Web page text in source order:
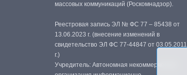
массовых коммуникаций (Роскомнадзор).
Реестровая запись ЭЛ № ФС 77 – 85438 от
13.06.2023 г. (внесение изменений в
свидетельство ЭЛ ФС 77-44847 от 03.05.2011
г.)
Учредитель: Автономная некоммерческая